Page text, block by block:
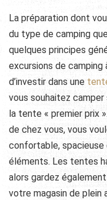
La préparation dont
du type de camping
quelques principes
excursions de
d’investir dans une
vous souhaitez
la tente « premier prix
de chez vous, vous
confortable,
éléments. Les tentes
alors gardez
votre magasin de plein